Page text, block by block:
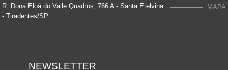
MAPA
R. Dona Eloá do Valle Quadros, 766 A - Santa Etelvina
- Tiradentes/SP
NEWSLETTER